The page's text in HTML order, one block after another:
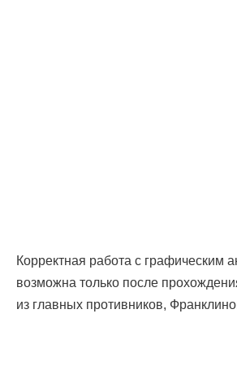
Корректная работа с графическим
возможна только после
из главных противников,